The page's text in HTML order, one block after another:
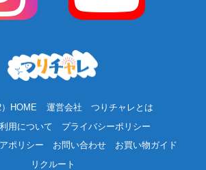
）HOME 運営会社
つりチャレとは
用について
プライバシーポリシー
ポリシー
お問い合わせ
お買い物ガイド
リクルート